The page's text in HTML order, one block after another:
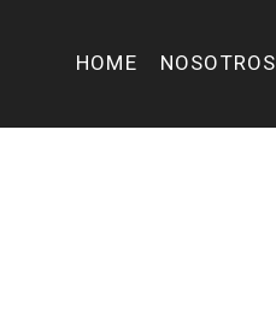
HOME NOSOTROS